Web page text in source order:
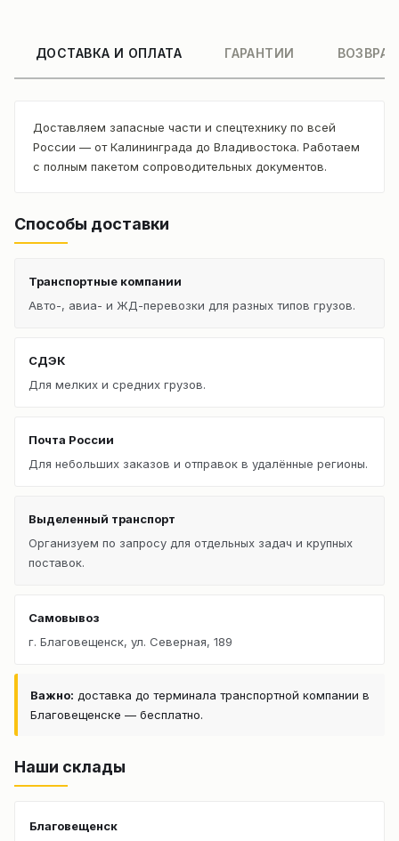
ДОСТАВКА И ОПЛАТА ГАРАНТИИ
Доставляем запасные части и спецтехнику по всей
России — от Калининграда до Владивостока. Работаем
с полным пакетом сопроводительных документов.
Способы доставки
Транспортные компании
Авто-, авиа- и ЖД-перевозки для разных типов грузов.
СДЭК
Для мелких и средних грузов.
Почта России
Для небольших заказов и отправок в удалённые регионы.
Выделенный транспорт
Организуем по запросу для отдельных задач и крупных
поставок.
Самовывоз
г. Благовещенск, ул. Северная, 189
Важно: доставка до терминала транспортной компании в
Благовещенске — бесплатно.
Наши склады
Благовещенск